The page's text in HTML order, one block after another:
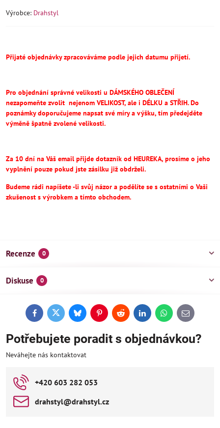
Výrobce: Drahstyl
Přijaté objednávky zpracováváme podle jejich datumu přijetí.
Pro objednání správné velikosti u DÁMSKÉHO OBLEČENÍ
nezapomeňte zvolit nejenom VELIKOST, ale i DÉLKU a STŘIH.Do
poznámky doporučujeme napsat své míry a výšku, tím předejděte
výměně špatně zvolené velikosti.
Za 10 dní na Váš email přijde dotazník od HEUREKA, prosíme o jeho
vyplnění pouze pokud jste zásilku již obdrželi.
Budeme rádi napíšete -li svůj názor a podělíte se s ostatními o Vaši
zkušenost s výrobkem a tímto obchodem.
Recenze 0
Diskuse 0
FacebookTwitterBlueskyPinterestReddit LinkedInWhatsApp
E-
mail
Potřebujete poradit s objednávkou?
Neváhejte nás kontaktovat
+420 603 282 053
drahstyl​@drahstyl​.cz